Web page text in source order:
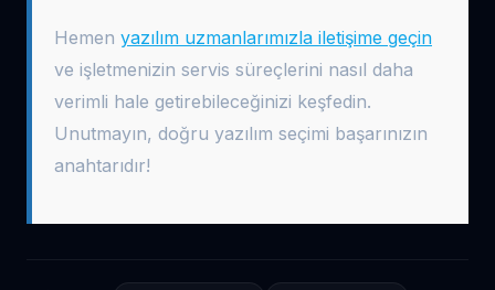
Hemen yazılım uzmanlarımızla iletişime geçin
ve işletmenizin servis süreçlerini nasıl daha
verimli hale getirebileceğinizi keşfedin.
Unutmayın, doğru yazılım seçimi başarınızın
anahtarıdır!